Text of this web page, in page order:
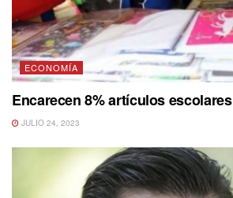
ECONOMÍA
Encarecen 8% artículos escolares
JULIO 24, 2023